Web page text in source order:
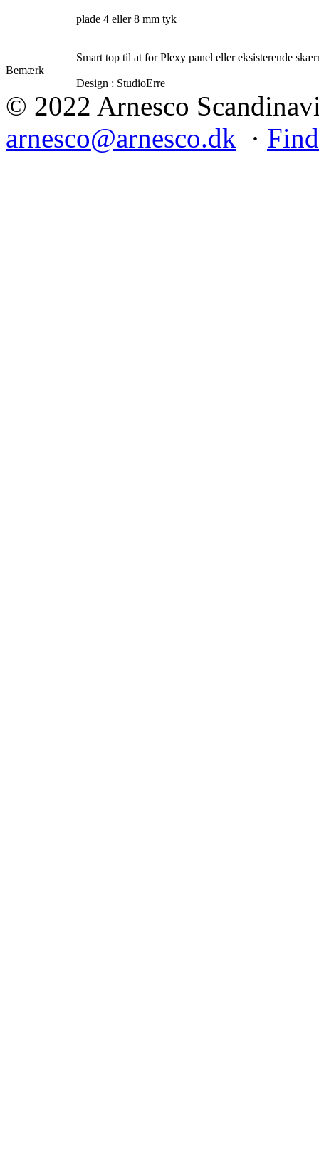
plade 4 eller 8 mm tyk
Bemærk
Smart top til at for Plexy panel eller eksisterende
Design : StudioErre
© 2022 Arnesco
arnesco@arnesco.dk ·